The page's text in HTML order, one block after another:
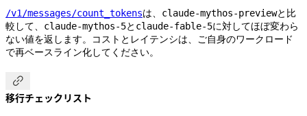
/v1/messages/count_tokensは、 claude-mythos-previewと比
較して、
claude-mythos-5と claude-fable-5に対してほぼ変わら
ない値を返します。コストとレイテンシは、ご自身のワークロード
で再ベースライン化してください。

移行チェックリスト